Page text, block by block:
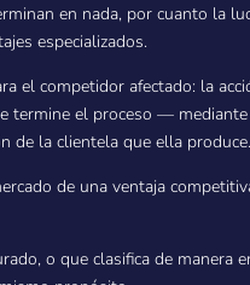
en nada, por cuanto la
especializados.
el competidor afectado: la
termine el proceso —
de la clientela que ella produce.
de una ventaja
o que clasifica de manera